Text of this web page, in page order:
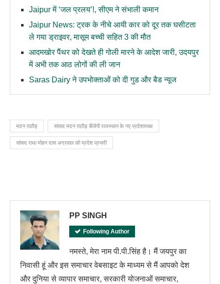
Jaipur में ‘जल प्रलय’!, सीएम ने संभाली कमान
Jaipur News: ट्रक के नीचे आयी कार को दूर तक घसीटता
ले गया ड्राइवर, मासूम बच्ची सहित 3 की मौत
आदमखोर पैंथर को देखते ही गोली मारने के आदेश जारी, उदयपुर
में अभी तक आठ लोगों की ली जान
Saras Dairy ने उपभोक्ताओं को दी गुड और बैड न्यूज
मदन राठौड़ सांसद मदन राठौड़ बीजेपी राजस्थान के नए प्रदेशाध्यक्ष
सांसद राधा मोहन दास अग्रवाल को प्रदेश प्रभारी
PP SINGH
Following Author
नमस्ते, मेरा नाम पी.पी.सिंह है। मैं जयपुर का
निवासी हूं और इस समाचार वेबसाइट के माध्यम से मैं आपको देश
और दुनिया से व्यापार समाचार, सरकारी योजनाओं समाचार,